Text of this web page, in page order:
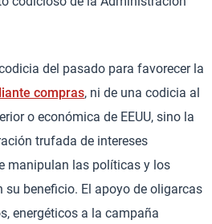
del pasado para favorecer la
compras, ni de una codicia al
o económica de EEUU, sino la
trufada de intereses
manipulan las políticas y los
beneficio. El apoyo de oligarcas
energéticos a la campaña